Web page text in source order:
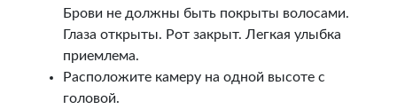
Брови не должны быть покрыты волосами.
Глаза открыты. Рот закрыт. Легкая улыбка
приемлема.
Расположите камеру на одной высоте с
головой.